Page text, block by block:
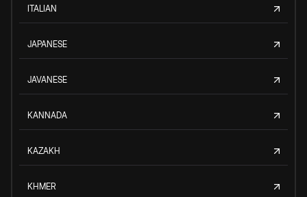
ITALIAN
JAPANESE
JAVANESE
KANNADA
KAZAKH
KHMER